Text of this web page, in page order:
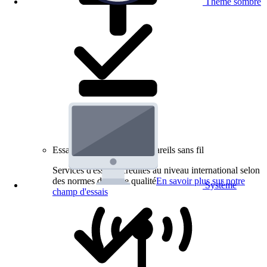
Système
Essais de produits pour appareils sans fil
Services d'essai accrédités au niveau international selon
des normes de haute qualitéEn savoir plus sur notre
champ d'essais